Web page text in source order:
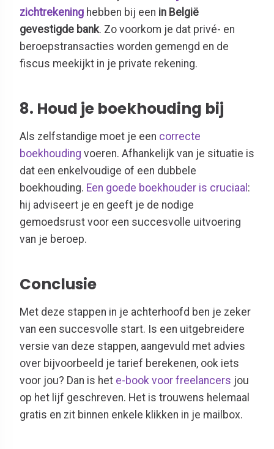
zichtrekening hebben bij een in België
gevestigde bank. Zo voorkom je dat privé- en
beroepstransacties worden gemengd en de
fiscus meekijkt in je private rekening.
8. Houd je boekhouding bij
Als zelfstandige moet je een correcte
boekhouding voeren. Afhankelijk van je situatie is
dat een enkelvoudige of een dubbele
boekhouding. Een goede boekhouder is cruciaal :
hij adviseert je en geeft je de nodige
gemoedsrust voor een succesvolle uitvoering
van je beroep.
Conclusie
Met deze stappen in je achterhoofd ben je zeker
van een succesvolle start. Is een uitgebreidere
versie van deze stappen, aangevuld met advies
over bijvoorbeeld je tarief berekenen, ook iets
voor jou? Dan is het e-book voor freelancers jou
op het lijf geschreven. Het is trouwens helemaal
gratis en zit binnen enkele klikken in je mailbox.